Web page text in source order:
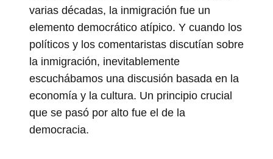
varias décadas, la inmigración fue un
elemento democrático atípico. Y cuando los
políticos y los comentaristas discutían sobre
la inmigración, inevitablemente
escuchábamos una discusión basada en la
economía y la cultura. Un principio crucial
que se pasó por alto fue el de la
democracia.